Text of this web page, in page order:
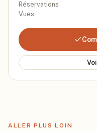
Réservations
Vues
ALLER PLUS LOIN